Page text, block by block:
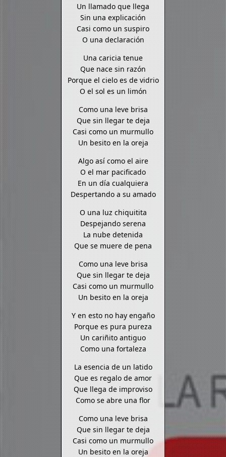
Un llamado que llega
Sin una explicación
Casi como un suspiro
O una declaración
Una caricia tenue
Que nace sin razón
Porque el cielo es de vidrio
O el sol es un limón
Como una leve brisa
Que sin llegar te deja
Casi como un murmullo
Un besito en la oreja
Algo así como el aire
O el mar pacificado
En un día cualquiera
Despertando a su amado
O una luz chiquitita
Despejando serena
La nube detenida
Que se muere de pena
Como una leve brisa
Que sin llegar te deja
Casi como un murmullo
Un besito en la oreja
Y en esto no hay engaño
Porque es pura pureza
Un cariñito antiguo
Como una fortaleza
La esencia de un latido
Que es regalo de amor
Que llega de improviso
Como se abre una flor
Como una leve brisa
Que sin llegar te deja
Casi como un murmullo
Un besito en la oreja